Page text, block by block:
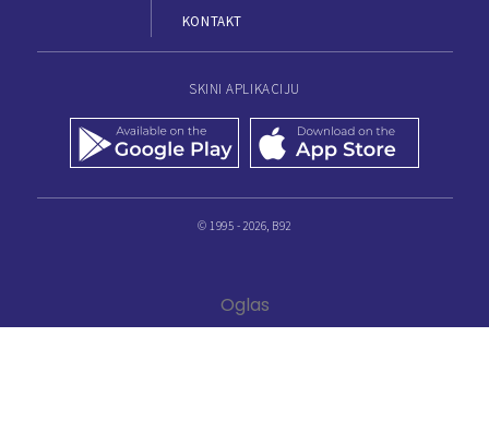
KONTAKT
SKINI APLIKACIJU
© 1995 - 2026, B92